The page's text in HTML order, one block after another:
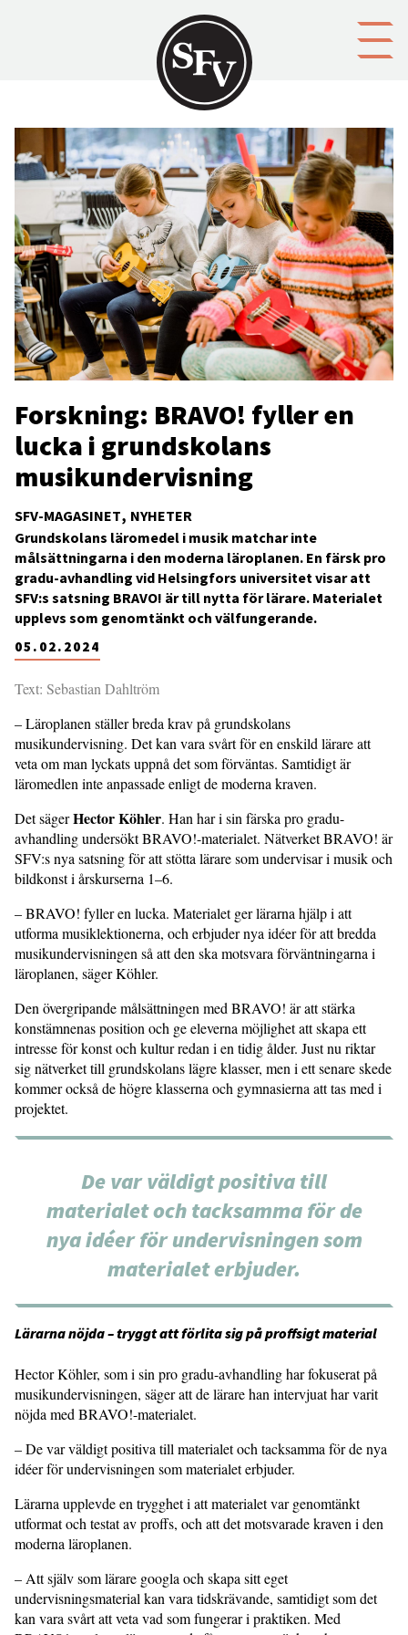
SFV-MAGASINET NYHETER
Forskning: BRAVO! fyller en
lucka i grundskolans
musikundervisning
05.02.2024
Grundskolans läromedel i musik matchar inte
målsättningarna i den moderna läroplanen. En färsk pro
gradu-avhandling vid Helsingfors universitet visar att
SFV:s satsning BRAVO! är till nytta för lärare. Materialet
upplevs som genomtänkt och välfungerande.
Text: Sebastian Dahltröm
– Läroplanen ställer breda krav på grundskolans
musikundervisning. Det kan vara svårt för en enskild lärare att
veta om man lyckats uppnå det som förväntas. Samtidigt är
läromedlen inte anpassade enligt de moderna kraven.
Det sägerHector Köhler. Han har i sin färska pro gradu-
avhandling undersökt BRAVO!-materialet. Nätverket BRAVO! är
SFV:s nya satsning för att stötta lärare som undervisar i musik och
bildkonst i årskurserna 1–6.
– BRAVO! fyller en lucka. Materialet ger lärarna hjälp i att
utforma musiklektionerna, och erbjuder nya idéer för att bredda
musikundervisningen så att den ska motsvara förväntningarna i
läroplanen, säger Köhler.
Den övergripande målsättningen med BRAVO! är att stärka
konstämnenas position och ge eleverna möjlighet att skapa ett
intresse för konst och kultur redan i en tidig ålder. Just nu riktar
sig nätverket till grundskolans lägre klasser, men i ett senare skede
kommer också de högre klasserna och gymnasierna att tas med i
projektet.
De var väldigt positiva till
materialet och tacksamma för de
nya idéer för undervisningen som
materialet erbjuder.
Lärarna nöjda – tryggt att förlita sig på proffsigt material
Hector Köhler, som i sin pro gradu-avhandling har fokuserat på
musikundervisningen, säger att de lärare han intervjuat har varit
nöjda med BRAVO!-materialet.
– De var väldigt positiva till materialet och tacksamma för de nya
idéer för undervisningen som materialet erbjuder.
Lärarna upplevde en trygghet i att materialet var genomtänkt
utformat och testat av proffs, och att det motsvarade kraven i den
moderna läroplanen.
– Att själv som lärare googla och skapa sitt eget
undervisningsmaterial kan vara tidskrävande, samtidigt som det
kan vara svårt att veta vad som fungerar i praktiken. Med